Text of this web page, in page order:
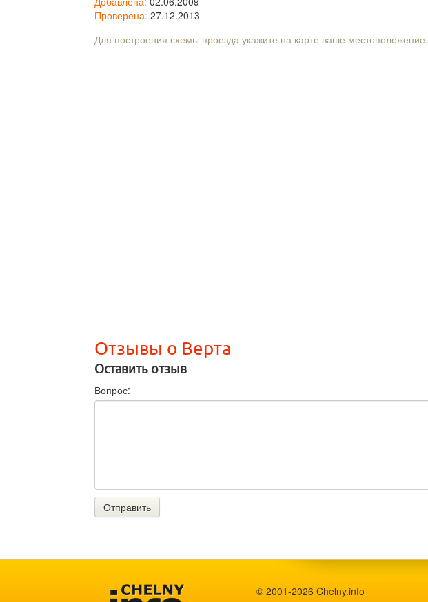
Проверена: 27.12.2013
Для построения схемы проезда укажите на карте ваше местоположение.
Отзывы о Верта
Оставить отзыв
Вопрос:
Отправить
© 2001-2026 Chelny.info